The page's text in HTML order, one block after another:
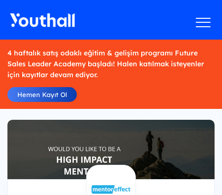
4 haftalık satış odaklı eğitim & gelişim programı Future
Sales Leader Academy başladı! Halen katılmak isteyenler
için kayıtlar devam ediyor.
Hemen Kayıt Ol